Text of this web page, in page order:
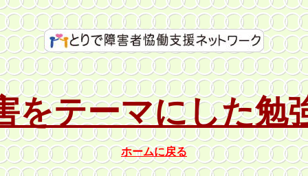
をテーマにした勉
ホームに戻る